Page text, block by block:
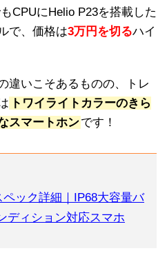
CPUにHelio P23を搭載した
で、価格は3万円を切るハイ
違いこそあるものの、トレ
トワイライトカラーのきら
スマートホンです！
ペック詳細｜IP68大容量バ
ディション対応スマホ